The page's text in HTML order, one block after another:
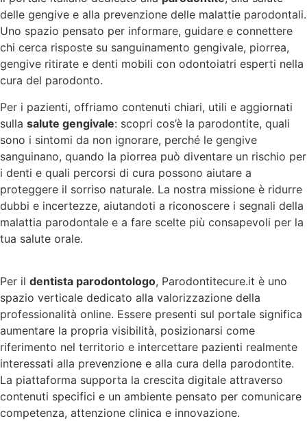
delle gengive e alla prevenzione delle malattie parodontali.
Uno spazio pensato per informare, guidare e connettere
chi cerca risposte su sanguinamento gengivale, piorrea,
gengive ritirate e denti mobili con odontoiatri esperti nella
cura del parodonto.
Per i pazienti, offriamo contenuti chiari, utili e aggiornati
sulla salute gengivale: scopri cos’è la parodontite, quali
sono i sintomi da non ignorare, perché le gengive
sanguinano, quando la piorrea può diventare un rischio per
i denti e quali percorsi di cura possono aiutare a
proteggere il sorriso naturale. La nostra missione è ridurre
dubbi e incertezze, aiutandoti a riconoscere i segnali della
malattia parodontale e a fare scelte più consapevoli per la
tua salute orale.
Per il dentista parodontologo, Parodontitecure.it è uno
spazio verticale dedicato alla valorizzazione della
professionalità online. Essere presenti sul portale significa
aumentare la propria visibilità, posizionarsi come
riferimento nel territorio e intercettare pazienti realmente
interessati alla prevenzione e alla cura della parodontite.
La piattaforma supporta la crescita digitale attraverso
contenuti specifici e un ambiente pensato per comunicare
competenza, attenzione clinica e innovazione.